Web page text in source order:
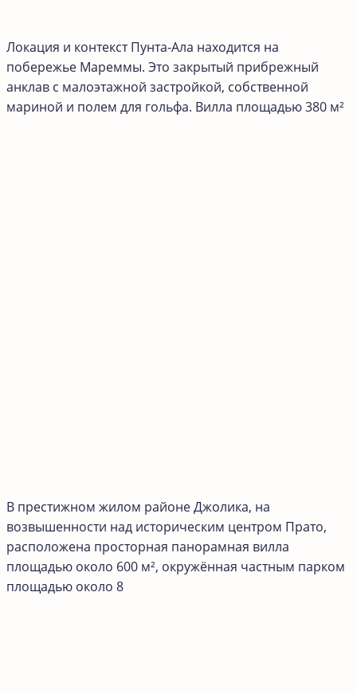
Локация и контекст Пунта-Ала находится на
побережье Мареммы. Это закрытый прибрежный
анклав с малоэтажной застройкой, собственной
мариной и полем для гольфа. Вилла площадью 380 м²
В престижном жилом районе Джолика, на
возвышенности над историческим центром Прато,
расположена просторная панорамная вилла
площадью около 600 м², окружённая частным парком
площадью около 8